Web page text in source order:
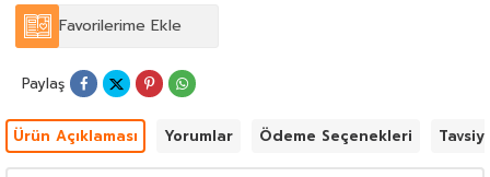
Favorilerime Ekle
Paylaş
Ürün Açıklaması Yorumlar Ödeme Seçenekleri